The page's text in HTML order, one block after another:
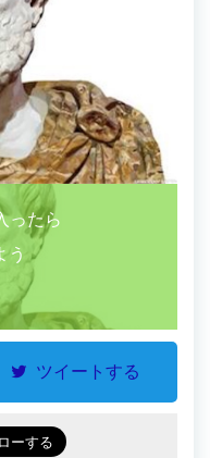
ったら
う
ツイートする